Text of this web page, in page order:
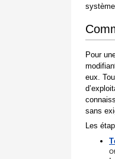
Pour
eux.
sans
Les